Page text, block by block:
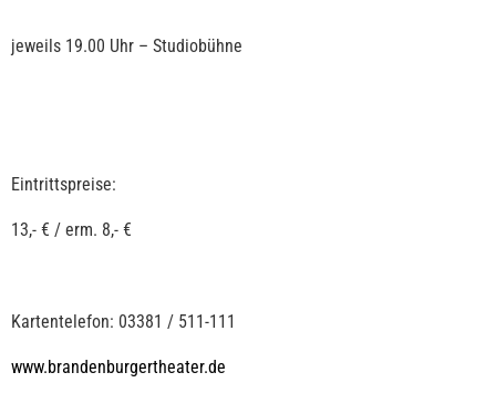
jeweils 19.00 Uhr – Studiobühne
Eintrittspreise:
13,- € / erm. 8,- €
Kartentelefon: 03381 / 511-111
www.brandenburgertheater.de